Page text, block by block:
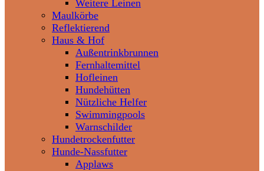
Weitere Leinen
Maulkörbe
Reflektierend
Haus & Hof
Außentrinkbrunnen
Fernhaltemittel
Hofleinen
Hundehütten
Nützliche Helfer
Swimmingpools
Warnschilder
Hundetrockenfutter
Hunde-Nassfutter
Applaws